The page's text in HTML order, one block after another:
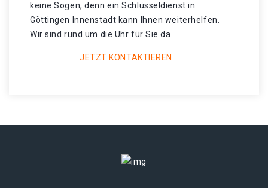
keine Sogen, denn ein Schlüsseldienst in
Göttingen Innenstadt kann Ihnen weiterhelfen.
Wir sind rund um die Uhr für Sie da.
JETZT KONTAKTIEREN